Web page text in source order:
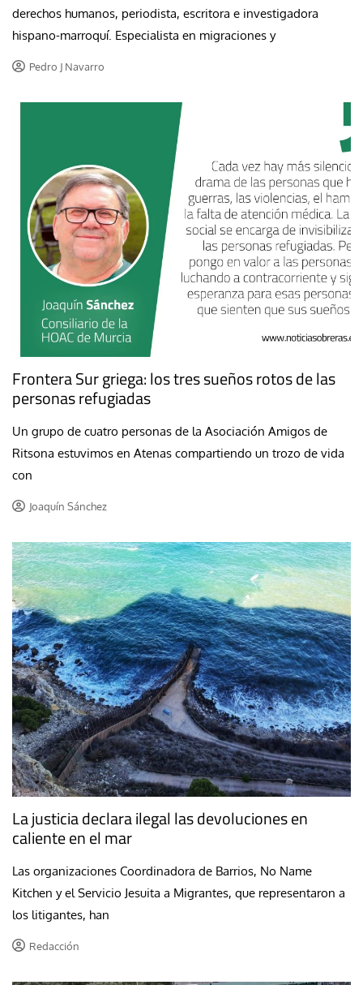
derechos humanos, periodista, escritora e investigadora
hispano-marroquí. Especialista en migraciones y
Pedro J Navarro
Frontera Sur griega: los tres sueños rotos de las
personas refugiadas
Un grupo de cuatro personas de la Asociación Amigos de
Ritsona estuvimos en Atenas compartiendo un trozo de vida
con
Joaquín Sánchez
La justicia declara ilegal las devoluciones en
caliente en el mar
Las organizaciones Coordinadora de Barrios, No Name
Kitchen y el Servicio Jesuita a Migrantes, que representaron a
los litigantes, han
Redacción